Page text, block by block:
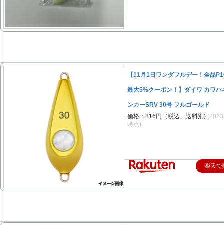
【11月1日ワンダフルデー！全品
最大5%クーポン！】ダイワ カワハ
ンカーSRV 30号 フルゴールド
価格：816円（税込、送料別)
時点)
楽天で